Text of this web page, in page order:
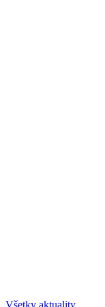
Všetky aktuality